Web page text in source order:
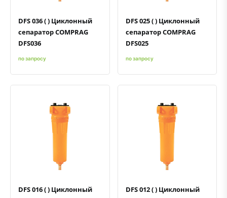
DFS 036 ( ) Циклонный
сепаратор COMPRAG
DFS036
по запросу
DFS 025 ( ) Циклонный
сепаратор COMPRAG
DFS025
по запросу
DFS 016 ( ) Циклонный
DFS 012 ( ) Циклонный